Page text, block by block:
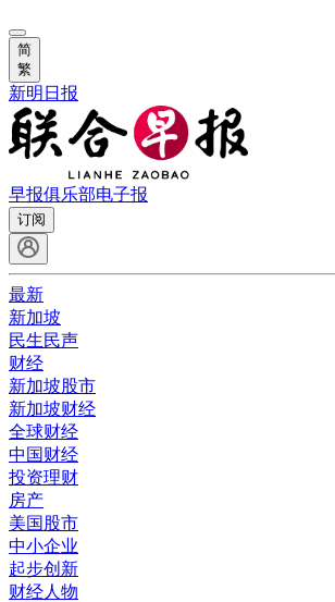
简
繁
新明日报
早报俱乐部电子报
订阅
最新
新加坡
民生民声
财经
新加坡股市
新加坡财经
全球财经
中国财经
投资理财
房产
美国股市
中小企业
起步创新
财经人物